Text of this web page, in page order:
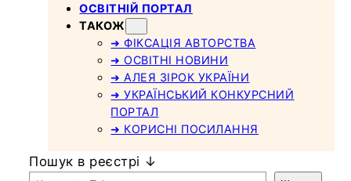
ОСВІТНІЙ ПОРТАЛ
ТАКОЖ
➜ ФІКСАЦІЯ АВТОРСТВА
➜ ОСВІТНІ НОВИНИ
➜ АЛЕЯ ЗІРОК УКРАЇНИ
➜ УКРАЇНСЬКИЙ КОНКУРСНИЙ
ПОРТАЛ
➜ КОРИСНІ ПОСИЛАННЯ
Пошук в реєстрі ↓